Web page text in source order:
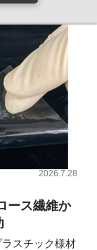
2026.7.28
ース繊維か
スチック様材